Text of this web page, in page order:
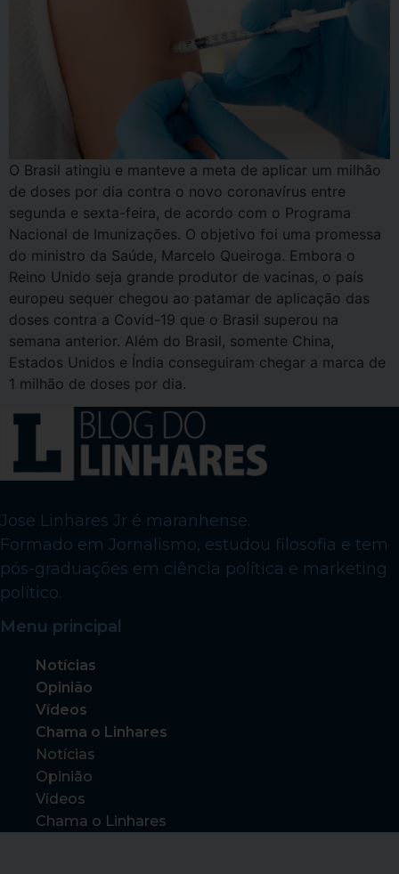
O Brasil atingiu e manteve a meta de aplicar um milhão
de doses por dia contra o novo coronavírus entre
segunda e sexta-feira, de acordo com o Programa
Nacional de Imunizações. O objetivo foi uma promessa
do ministro da Saúde, Marcelo Queiroga. Embora o
Reino Unido seja grande produtor de vacinas, o país
europeu sequer chegou ao patamar de aplicação das
doses contra a Covid-19 que o Brasil superou na
semana anterior. Além do Brasil, somente China,
Estados Unidos e Índia conseguiram chegar a marca de
1 milhão de doses por dia.
Jose Linhares Jr é maranhense.
Formado em Jornalismo, estudou filosofia e tem
pós-graduações em ciência política e marketing
político.
Menu principal
Notícias
Opinião
Vídeos
Chama o Linhares
Notícias
Opinião
Vídeos
Chama o Linhares